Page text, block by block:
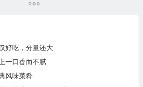
好吃，分量还大
一口香而不腻
风味菜肴